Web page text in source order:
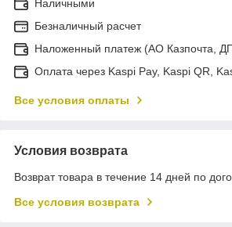
Наличными
Безналичный расчет
Наложенный платеж (АО Казпочта,
Оплата через Kaspi Pay, Kaspi QR,
Все условия оплаты
Условия возврата
Возврат товара в течение 14 дней по
Все условия возврата